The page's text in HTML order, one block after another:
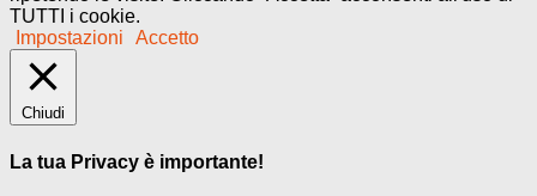
TUTTI i cookie.
Impostazioni
Accetto
Chiudi
La tua Privacy è importante!